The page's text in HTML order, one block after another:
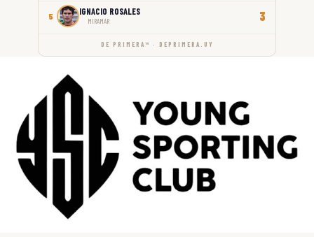
5 IGNACIO ROSALES
MIRAMAR 3
DE PRIMERA™ · DEPRIMERA.UY